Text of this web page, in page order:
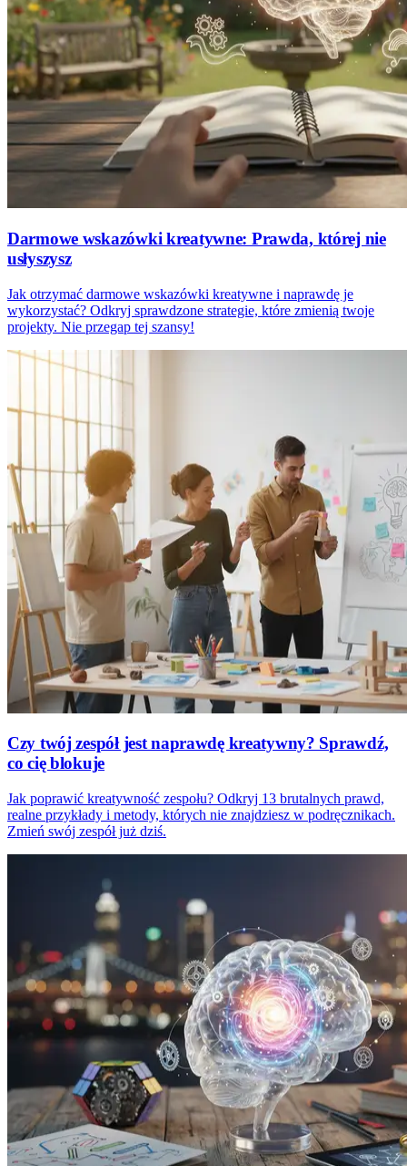
Darmowe wskazówki kreatywne: Prawda, której nie
usłyszysz
Jak otrzymać darmowe wskazówki kreatywne i naprawdę je
wykorzystać? Odkryj sprawdzone strategie, które zmienią twoje
projekty. Nie przegap tej szansy!
Czy twój zespół jest naprawdę kreatywny? Sprawdź,
co cię blokuje
Jak poprawić kreatywność zespołu? Odkryj 13 brutalnych prawd,
realne przykłady i metody, których nie znajdziesz w podręcznikach.
Zmień swój zespół już dziś.